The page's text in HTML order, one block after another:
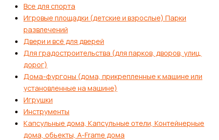
Все для спорта
Игровые площадки (детские и взрослые) Парки
развлечений
Двери и всё для дверей
Для градостроительства (для парков, дворов, улиц,
дорог)
Дома-фургоны (дома, прикрепленные к машине или
установленные на машине)
Игрушки
Инструменты
Капсульные дома, Капсульные отели, Контейнерные
дома, обьекты, А-Frame дома